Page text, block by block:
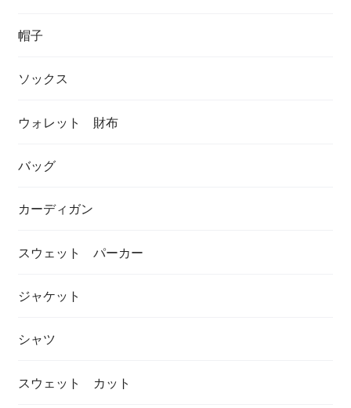
帽子
ソックス
ウォレット 財布
バッグ
カーディガン
スウェット パーカー
ジャケット
シャツ
スウェット カット